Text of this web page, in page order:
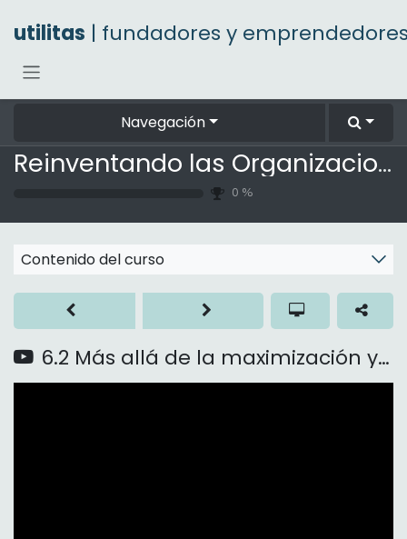
utilitas | fundadores y
Navegación
Reinventando las Organizaciones
0 %
Contenido del curso
6.2 Más allá de la maximización y la autoconservación